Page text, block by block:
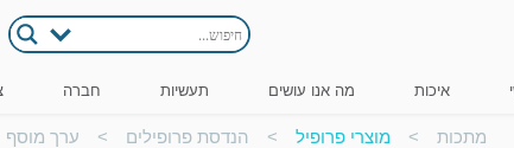
חברה תעשיות מה אנו עושים איכות
מתכות > מוצרי פרופיל > הנדסת פרופילים > ערך מוסף